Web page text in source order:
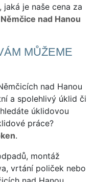
je naše cena za
nad Hanou
MŮŽEME
nad Hanou
a spolehlivý úklid či
úklidovou
práce?
.
montáž
vrtání poliček nebo